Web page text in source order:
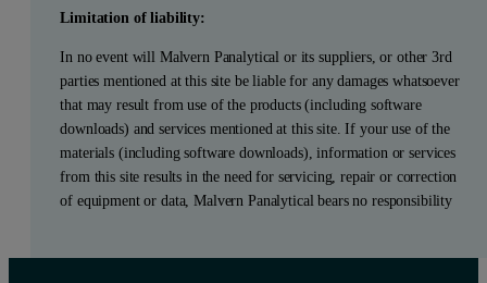
Limitation of liability:
In no event will Malvern Panalytical or its suppliers, or other 3rd
parties mentioned at this site be liable for any damages whatsoever
that may result from use of the products (including software
downloads) and services mentioned at this site. If your use of the
materials (including software downloads), information or services
from this site results in the need for servicing, repair or correction
of equipment or data, Malvern Panalytical bears no responsibility